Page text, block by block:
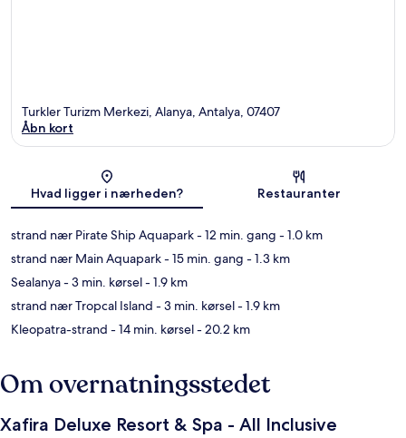
Turkler Turizm Merkezi, Alanya, Antalya, 07407
Åbn kort
Hvad ligger i nærheden? Restauranter
strand nær Pirate Ship Aquapark- 12 min. gang - 1.0 km
strand nær Main Aquapark- 15 min. gang - 1.3 km
Sealanya- 3 min. kørsel- 1.9 km
strand nær Tropcal Island - 3 min. kørsel- 1.9 km
Kleopatra-strand - 14 min. kørsel- 20.2 km
Om overnatningsstedet
Xafira Deluxe Resort & Spa - All Inclusive